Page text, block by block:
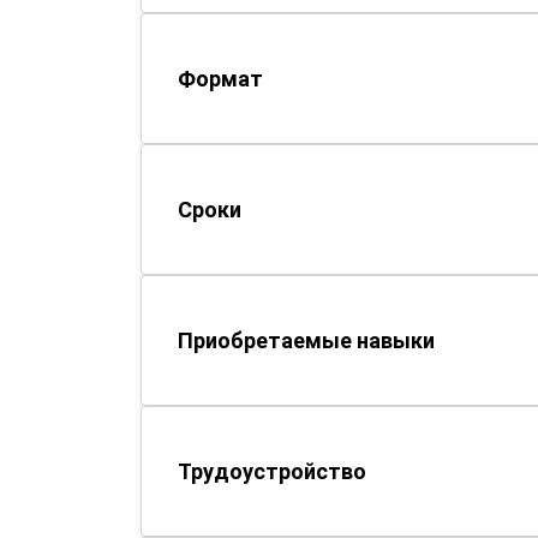
Формат
Сроки
Приобретаемые навыки
Трудоустройство